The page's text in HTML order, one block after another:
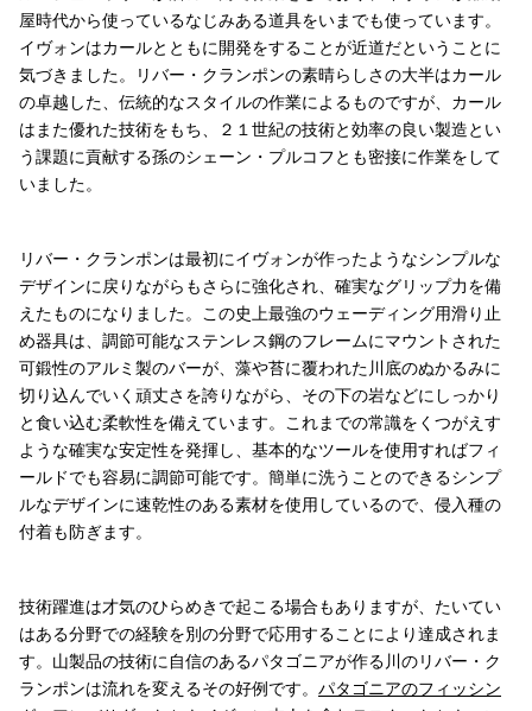
屋時代から使っているなじみある道具をいまでも使っています。
イヴォンはカールとともに開発をすることが近道だということに
気づきました。リバー・クランポンの素晴らしさの大半はカール
の卓越した、伝統的なスタイルの作業によるものですが、カール
はまた優れた技術をもち、２１世紀の技術と効率の良い製造とい
う課題に貢献する孫のシェーン・プルコフとも密接に作業をして
いました。
リバー・クランポンは最初にイヴォンが作ったようなシンプルな
デザインに戻りながらもさらに強化され、確実なグリップ力を備
えたものになりました。この史上最強のウェーディング用滑り止
め器具は、調節可能なステンレス鋼のフレームにマウントされた
可鍛性のアルミ製のバーが、藻や苔に覆われた川底のぬかるみに
切り込んでいく頑丈さを誇りながら、その下の岩などにしっかり
と食い込む柔軟性を備えています。これまでの常識をくつがえす
ような確実な安定性を発揮し、基本的なツールを使用すればフィ
ールドでも容易に調節可能です。簡単に洗うことのできるシンプ
ルなデザインに速乾性のある素材を使用しているので、侵入種の
付着も防ぎます。
技術躍進は才気のひらめきで起こる場合もありますが、たいてい
はある分野での経験を別の分野で応用することにより達成されま
す。山製品の技術に自信のあるパタゴニアが作る川のリバー・ク
ランポンは流れを変えるその好例です。 パタゴニアのフィッシン